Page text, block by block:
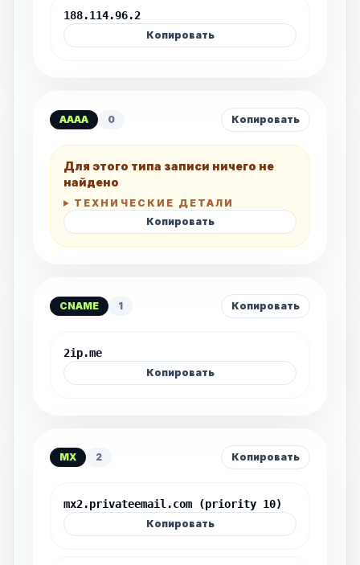
188.114.96.2
Копировать
AAAA 0 Копировать
Для этого типа записи ничего не
найдено
ТЕХНИЧЕСКИЕ ДЕТАЛИ
Копировать
CNAME 1 Копировать
2ip.me
Копировать
MX 2 Копировать
mx2.privateemail.com (priority 10)
Копировать